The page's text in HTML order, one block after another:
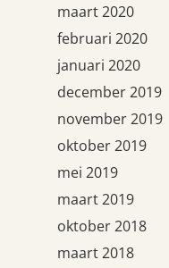
maart 2020
februari 2020
januari 2020
december 2019
november 2019
oktober 2019
mei 2019
maart 2019
oktober 2018
maart 2018